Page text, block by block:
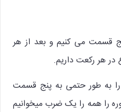
قسمت می کنیم و بعد از هر
هر رکعت داریم.
به طور حتمی به پنج قسمت
را همه را یک ضرب میخوانیم